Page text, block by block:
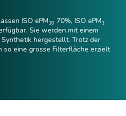
ISO ePM10 70%, ISO ePM1
Sie werden mit einem
hergestellt. Trotz der
so eine grosse Filterfläche erzielt
mm verfügbar und bietet